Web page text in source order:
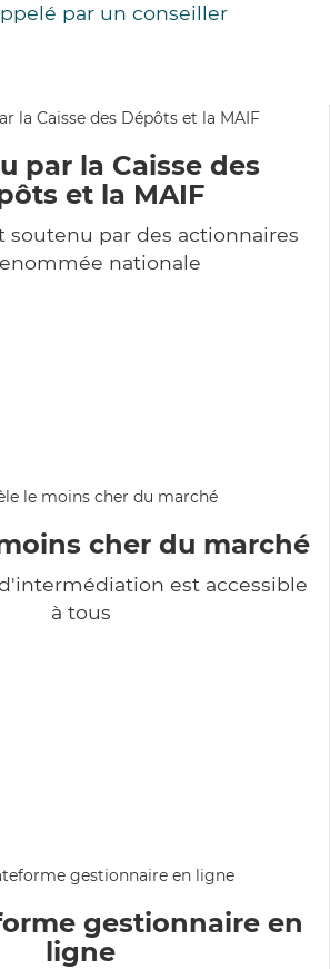
par un conseiller
par la Caisse des
et la MAIF
soutenu par des actionnaires
nationale
cher du marché
est accessible
à tous
gestionnaire en
ligne